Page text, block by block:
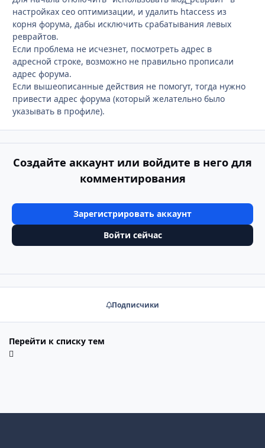
настройках сео оптимизации, и удалить htaccess из
корня форума, дабы исключить срабатывания левых
реврайтов.
Если проблема не исчезнет, посмотреть адрес в
адресной строке, возможно не правильно прописали
адрес форума.
Если вышеописанные действия не помогут, тогда нужно
привести адрес форума (который желательно было
указывать в профиле).
Создайте аккаунт или войдите в него для
комментирования
Зарегистрировать аккаунт
Войти сейчас
Подписчики
Перейти к списку тем